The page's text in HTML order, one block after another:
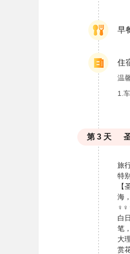
早
住
温
1.
第 3 天
旅
特
【
海
白
笔
大
赏